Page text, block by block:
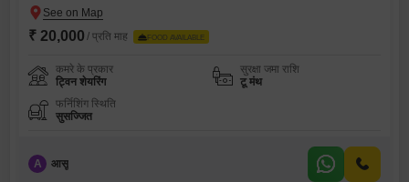
₹ 20,000 / प्रति माह FOOD AVAILABLE
कमरे के प्रकार
ट्विन शेयरिंग
सुरक्षा जमा राशि
टू मंथ
फर्निशिंग स्थिति
सुसज्जित
A आसू